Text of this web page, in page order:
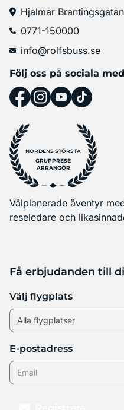
Hjalmar
0771-150000
info@rolfsbuss.se
Följ oss på sociala
NORDENS STÖRSTA
GRUPPRESE
ARRANGÖR
Välplanerade äventyr
reseledare och
Få erbjudanden till
Välj flygplats
E-postadress